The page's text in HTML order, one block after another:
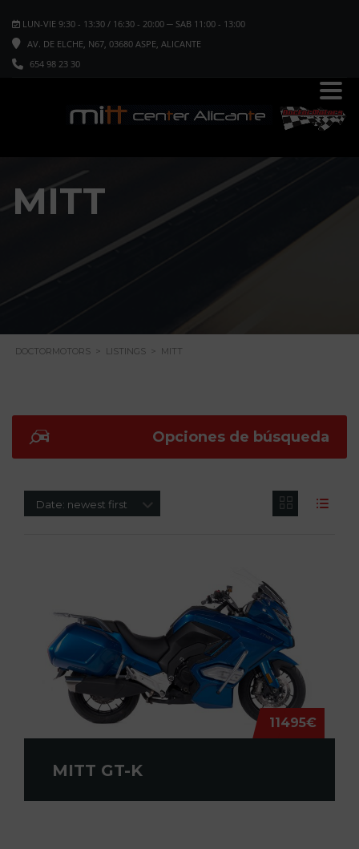
LUN-VIE 9:30 - 13:30 / 16:30 - 20:00 ─ SAB 11:00 - 13:00
AV. DE ELCHE, N67, 03680 ASPE, ALICANTE
654 98 23 30
MITT
DOCTORMOTORS > LISTINGS > MITT
Opciones de búsqueda
Date: newest first
11495€
MITT GT-K